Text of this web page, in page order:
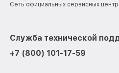
Сеть официальных сервисных
Служба технической
+7 (800) 101-17-59